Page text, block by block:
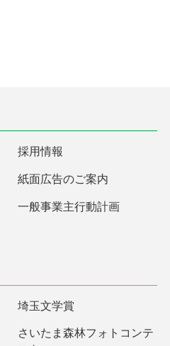
採用情報
紙面広告のご案内
一般事業主行動計画
埼玉文学賞
さいたま森林フォトコンテ